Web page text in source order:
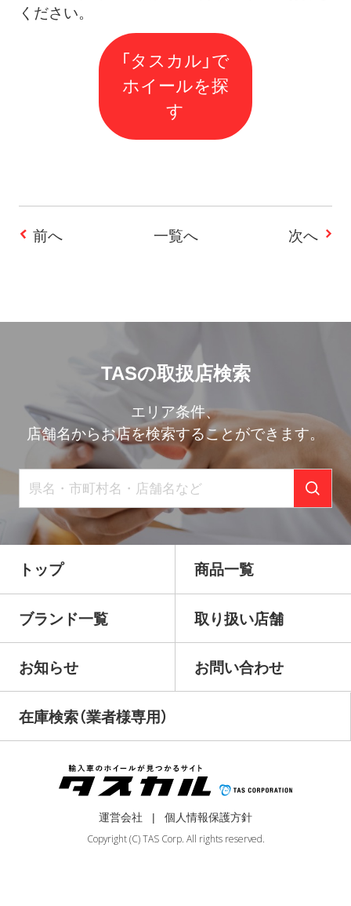
ください。
「タスカル」で
ホイールを探
す
投
ー
シ
ョ
ン
前へ 一覧へ 次へ
TASの取扱店検索
エリア条件、
店舗名からお店を検索することができます。
トップ 商品一覧
ブランド一覧 取り扱い店舗
お知らせ お問い合わせ
在庫検索（業者様専用）
運営会社
個人情報保護方針
Copyright (C) TAS Corp. All rights reserved.